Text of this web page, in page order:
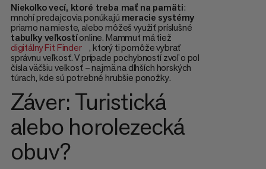
Niekoľko vecí, ktoré treba mať na pamäti:
mnohí predajcovia ponúkajú meracie systémy
priamo na mieste, alebo môžeš využiť príslušné
tabuľky veľkostíonline. Mammut má tiež
digitálny Fit Finder , ktorý ti pomôže vybrať
správnu veľkosť. V prípade pochybností zvoľ o pol
čísla väčšiu veľkosť – najmä na dlhších horských
túrach, kde sú potrebné hrubšie ponožky.
Záver: Turistická
alebo horolezecká
obuv?